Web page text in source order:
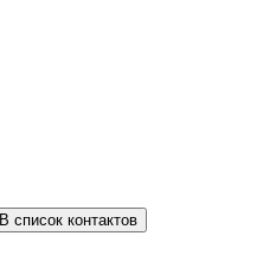
В список контактов